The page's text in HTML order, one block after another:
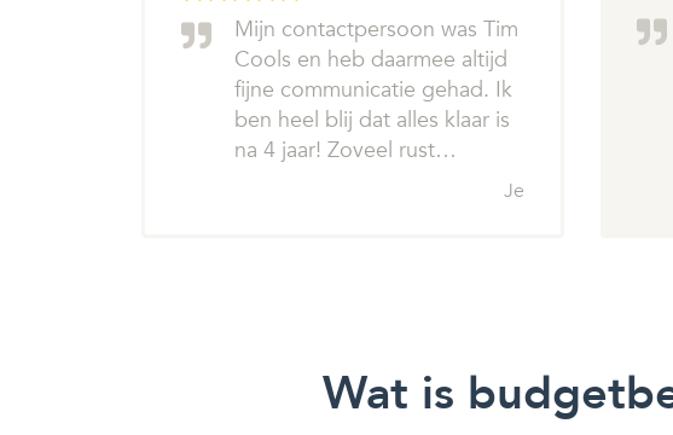
Mijn contactpersoon was Tim
Cools en heb daarmee altijd
fijne communicatie gehad. Ik
ben heel blij dat alles klaar is
na 4 jaar! Zoveel rust…
Je
Wat is